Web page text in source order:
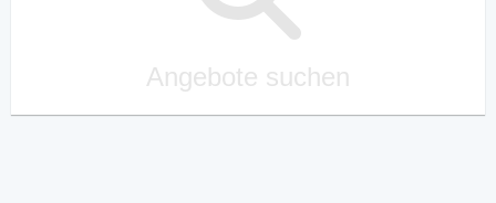
Angebote suchen